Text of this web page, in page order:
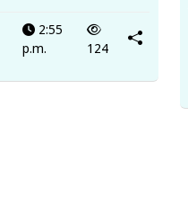
2:55
p.m.
124